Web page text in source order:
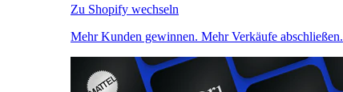
Zu Shopify wechseln
Mehr Kunden gewinnen. Mehr Verkäufe abschließen.